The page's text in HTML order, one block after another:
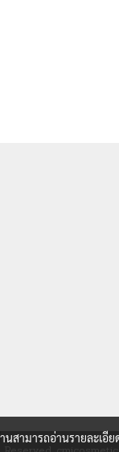
สามารถอ่านรายละเอีย